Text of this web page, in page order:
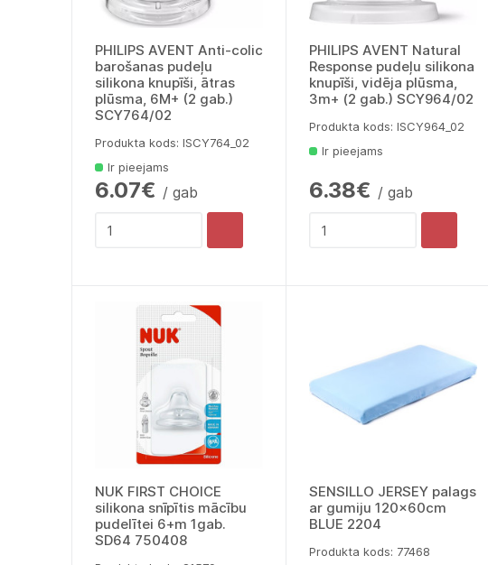
PHILIPS AVENT Anti-colic
barošanas pudeļu
silikona knupīši, ātras
plūsma, 6M+ (2 gab.)
SCY764/02
Produkta kods: lSCY764_02
Ir pieejams
6.07€ / gab
PHILIPS AVENT Natural
Response pudeļu silikona
knupīši, vidēja plūsma,
3m+ (2 gab.) SCY964/02
Produkta kods: lSCY964_02
Ir pieejams
6.38€ / gab
NUK FIRST CHOICE
silikona snīpītis mācību
pudelītei 6+m 1gab.
SD64 750408
SENSILLO JERSEY palags
ar gumiju 120x60cm
BLUE 2204
Produkta kods: 77468